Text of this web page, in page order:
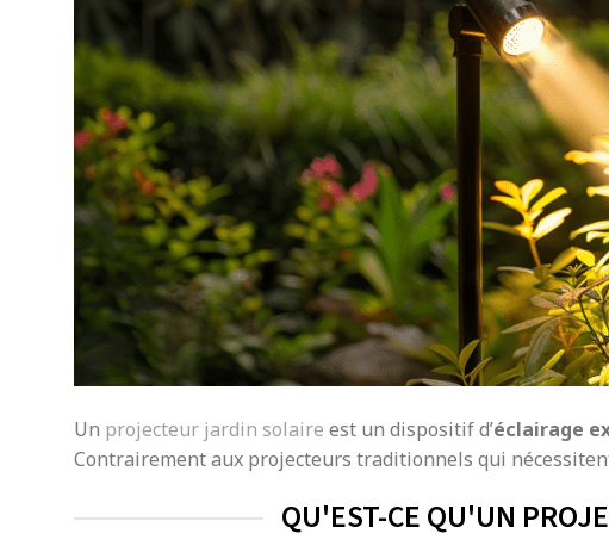
Un projecteur jardin solaire est un dispositif d’éclairage
Contrairement aux projecteurs traditionnels qui
QU'EST-CE QU'UN